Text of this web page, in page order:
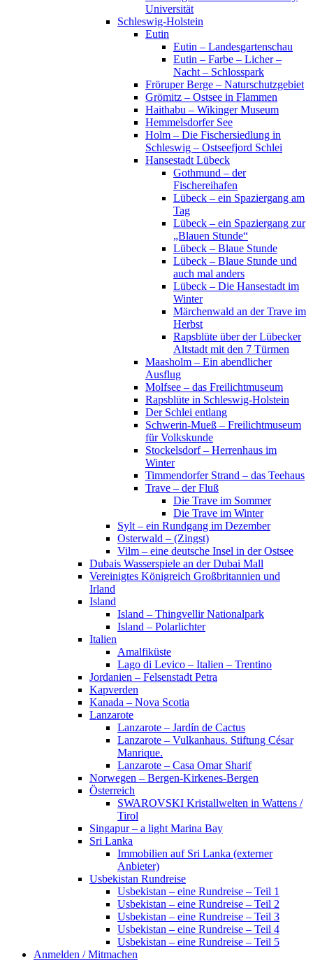
Universität
Schleswig-Holstein
Eutin
Eutin – Landesgartenschau
Eutin – Farbe – Licher –
Nacht – Schlosspark
Fröruper Berge – Naturschutzgebiet
Grömitz – Ostsee in Flammen
Haithabu – Wikinger Museum
Hemmelsdorfer See
Holm – Die Fischersiedlung in
Schleswig – Ostseefjord Schlei
Hansestadt Lübeck
Gothmund – der
Fischereihafen
Lübeck – ein Spaziergang am
Tag
Lübeck – ein Spaziergang zur
„Blauen Stunde“
Lübeck – Blaue Stunde
Lübeck – Blaue Stunde und
auch mal anders
Lübeck – Die Hansestadt im
Winter
Märchenwald an der Trave im
Herbst
Rapsblüte über der Lübecker
Altstadt mit den 7 Türmen
Maasholm – Ein abendlicher
Ausflug
Molfsee – das Freilichtmuseum
Rapsblüte in Schleswig-Holstein
Der Schlei entlang
Schwerin-Mueß – Freilichtmuseum
für Volkskunde
Stockelsdorf – Herrenhaus im
Winter
Timmendorfer Strand – das Teehaus
Trave – der Fluß
Die Trave im Sommer
Die Trave im Winter
Sylt – ein Rundgang im Dezember
Osterwald – (Zingst)
Vilm – eine deutsche Insel in der Ostsee
Dubais Wasserspiele an der Dubai Mall
Vereinigtes Königreich Großbritannien und
Irland
Island
Island – Thingvellir Nationalpark
Island – Polarlichter
Italien
Amalfiküste
Lago di Levico – Italien – Trentino
Jordanien – Felsenstadt Petra
Kapverden
Kanada – Nova Scotia
Lanzarote
Lanzarote – Jardín de Cactus
Lanzarote – Vulkanhaus. Stiftung César
Manrique.
Lanzarote – Casa Omar Sharif
Norwegen – Bergen-Kirkenes-Bergen
Österreich
SWAROVSKI Kristallwelten in Wattens /
Tirol
Singapur – a light Marina Bay
Sri Lanka
Immobilien auf Sri Lanka (externer
Anbieter)
Usbekistan Rundreise
Usbekistan – eine Rundreise – Teil 1
Usbekistan – eine Rundreise – Teil 2
Usbekistan – eine Rundreise – Teil 3
Usbekistan – eine Rundreise – Teil 4
Usbekistan – eine Rundreise – Teil 5
Anmelden / Mitmachen